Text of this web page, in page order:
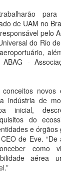
de UAM no
pelo
do Rio
-
conceitos
indústria de
inicial,
do
e
de Eve.
como
aérea